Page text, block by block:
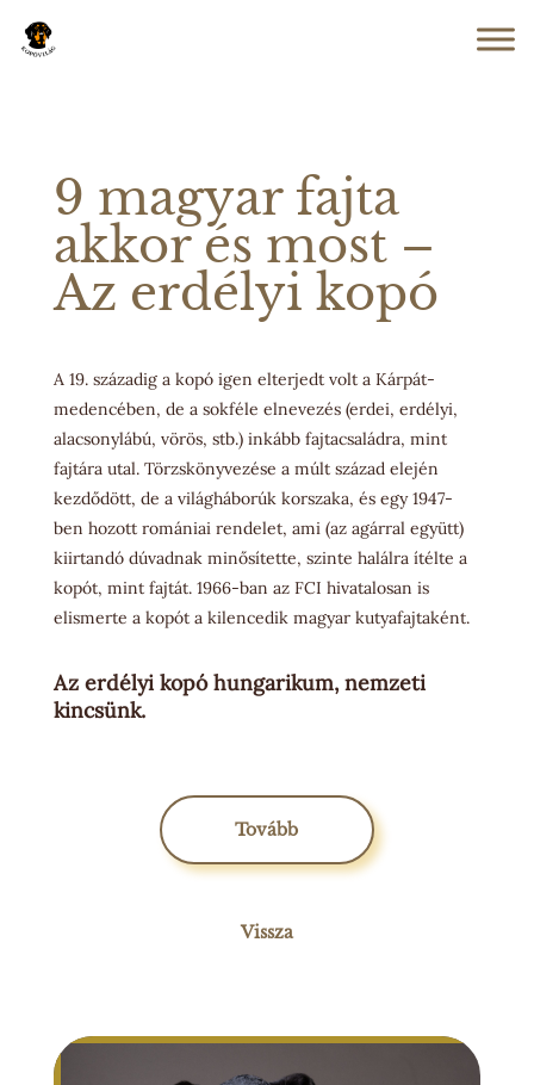
9 magyar fajta
akkor és most –
Az erdélyi kopó
A 19. századig a kopó igen elterjedt volt a Kárpát-
medencében, de a sokféle elnevezés (erdei, erdélyi,
alacsonylábú, vörös, stb.) inkább fajtacsaládra, mint
fajtára utal. Törzskönyvezése a múlt század elején
kezdődött, de a világháborúk korszaka, és egy 1947-
ben hozott romániai rendelet, ami (az agárral együtt)
kiirtandó dúvadnak minősítette, szinte halálra ítélte a
kopót, mint fajtát. 1966-ban az FCI hivatalosan is
elismerte a kopót a kilencedik magyar kutyafajtaként.
Az erdélyi kopó hungarikum, nemzeti
kincsünk.
Tovább
Vissza